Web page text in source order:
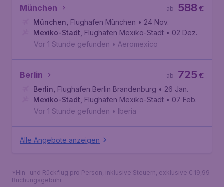
München €
588
ab
München Flughafen München • 24 Nov.
Mexiko-Stadt Flughafen Mexiko-Stadt • 02 Dez.
Vor 1 Stunde gefunden • Aeromexico
Berlin €
725
ab
Berlin Flughafen Berlin Brandenburg • 26 Jan.
Mexiko-Stadt Flughafen Mexiko-Stadt • 07 Feb.
Vor 1 Stunde gefunden • Iberia
Alle Angebote anzeigen
*Hin- und Rückflug pro Person, inklusive Steuern, exklusive € 19,99
Buchungsgebühr.